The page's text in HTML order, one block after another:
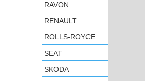
RAVON
RENAULT
ROLLS-ROYCE
SEAT
SKODA